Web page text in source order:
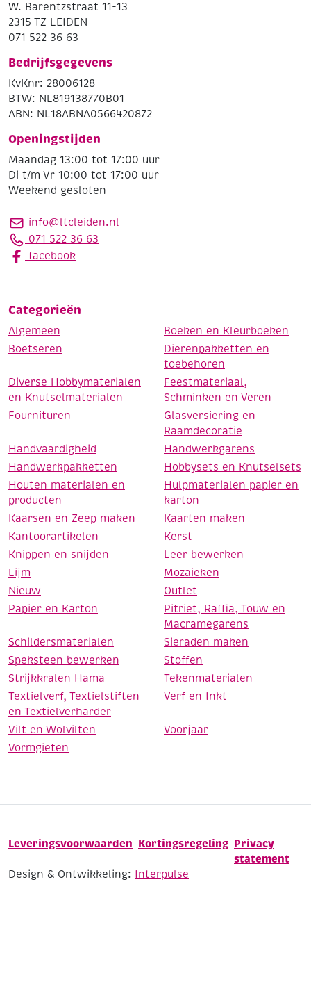
W. Barentzstraat 11-13
2315 TZ LEIDEN
071 522 36 63
Bedrijfsgegevens
KvKnr: 28006128
BTW: NL819138770B01
ABN: NL18ABNA0566420872
Openingstijden
Maandag 13:00 tot 17:00 uur
Di t/m Vr 10:00 tot 17:00 uur
Weekend gesloten
info@ltcleiden.nl
071 522 36 63
facebook
Categorieën
Algemeen
Boeken en Kleurboeken
Boetseren
Dierenpakketten en
toebehoren
Diverse Hobbymaterialen
en Knutselmaterialen
Feestmateriaal,
Schminken en Veren
Fournituren
Glasversiering en
Raamdecoratie
Handvaardigheid
Handwerkgarens
Handwerkpakketten
Hobbysets en Knutselsets
Houten materialen en
producten
Hulpmaterialen papier en
karton
Kaarsen en Zeep maken
Kaarten maken
Kantoorartikelen
Kerst
Knippen en snijden
Leer bewerken
Lijm
Mozaieken
Nieuw
Outlet
Papier en Karton
Pitriet, Raffia, Touw en
Macramegarens
Schildersmaterialen
Sieraden maken
Speksteen bewerken
Stoffen
Strijkkralen Hama
Tekenmaterialen
Textielverf, Textielstiften
en Textielverharder
Verf en Inkt
Vilt en Wolvilten
Voorjaar
Vormgieten
Leveringsvoorwaarden Kortingsregeling Privacy
statement
Design & Ontwikkeling: Interpulse